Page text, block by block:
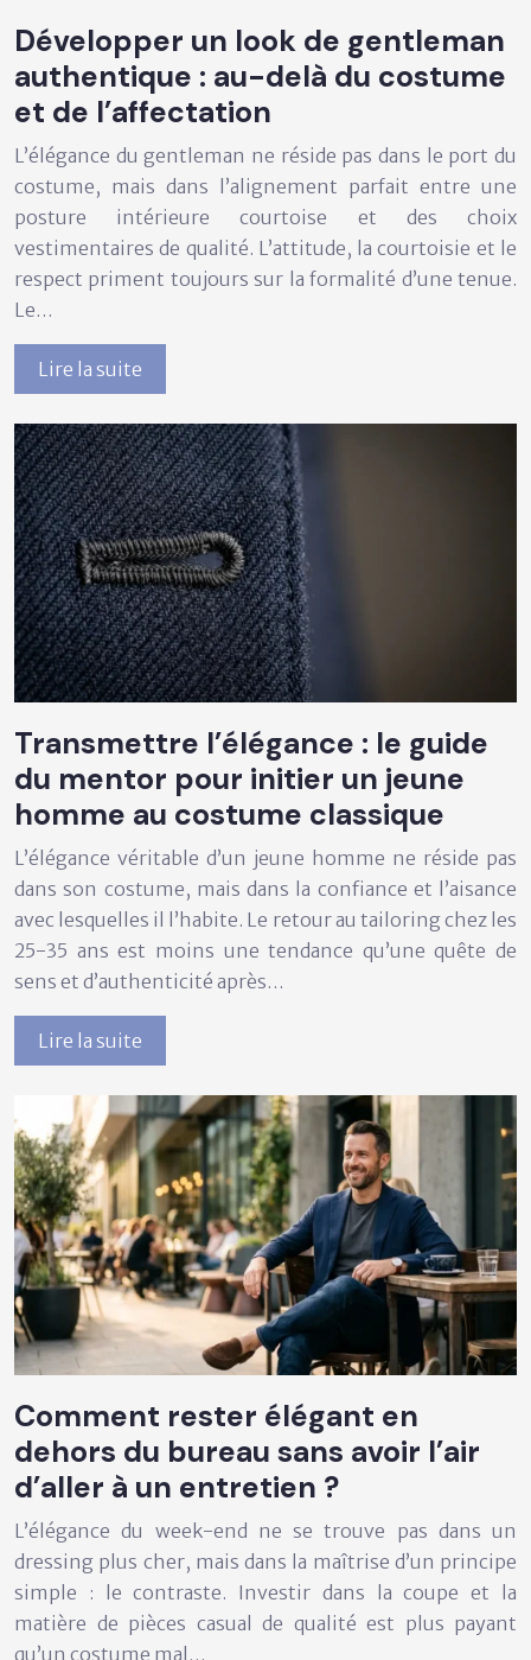
Développer un look de gentleman
authentique : au-delà du costume
et de l’affectation
L’élégance du gentleman ne réside pas dans le port du
costume, mais dans l’alignement parfait entre une
posture intérieure courtoise et des choix
vestimentaires de qualité. L’attitude, la courtoisie et le
respect priment toujours sur la formalité d’une tenue.
Le…
Lire la suite
Transmettre l’élégance : le guide
du mentor pour initier un jeune
homme au costume classique
L’élégance véritable d’un jeune homme ne réside pas
dans son costume, mais dans la confiance et l’aisance
avec lesquelles il l’habite. Le retour au tailoring chez les
25-35 ans est moins une tendance qu’une quête de
sens et d’authenticité après…
Lire la suite
Comment rester élégant en
dehors du bureau sans avoir l’air
d’aller à un entretien ?
L’élégance du week-end ne se trouve pas dans un
dressing plus cher, mais dans la maîtrise d’un principe
simple : le contraste. Investir dans la coupe et la
matière de pièces casual de qualité est plus payant
qu’un costume mal…